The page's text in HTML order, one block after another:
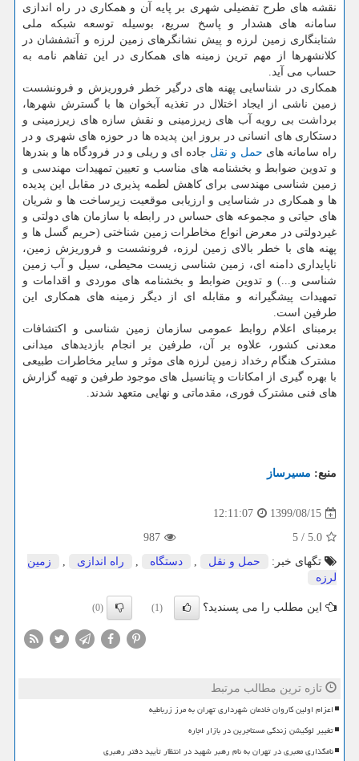
نقشه های طرح تفضیلی شهری بر پایه آن و همکاری در راه اندازی
سامانه های هشدار و پاسخ سریع، بوسیله توسعه شبکه ملی
شتابنگاری زمین لرزه و پیش نشانگرهای زمین لرزه و آتشفشان در
کلانشهرها از مهم ترین زمینه های همکاری در این تفاهم نامه به
حساب می آید.
همکاری در شناسایی پهنه های درگیر خطر فروریزش و فرونشست
زمین ناشی از ایجاد اختلال در تغذیه آبخوان ها با گسترش شهرها،
برداشت بی رویه آب های زیرزمینی و نقش سازه های زیرزمینی و
دستکاری های انسانی در بروز این پدیده ها در حوزه های شهری و در
راه سامانه های حمل و نقل جاده ای و ریلی و در فرودگاه ها و بندرها
و تدوین ضوابط و بخشنامه های مناسب و تعیین تمهیدات مهندسی و
زمین شناسی مهندسی برای کاهش لطمه پذیری در مقابل این پدیده
ها و همکاری در شناسایی و ارزیابی موقعیت زیرساخت ها و شریان
های حیاتی و مجموعه های حساس در رابطه با سازمان های دولتی و
غیردولتی در معرض انواع مخاطرات زمین شناختی (حریم گسل ها و
پهنه های با خطر بالای زمین لرزه، فرونشست و فروریزش زمین،
ناپایداری دامنه ای، زمین شناسی زیست محیطی، سیل و آب زمین
شناسی و...) و تدوین ضوابط و بخشنامه های موردی و اقدامات و
تمهیدات پیشگیرانه و مقابله ای از دیگر زمینه های همکاری این
طرفین است.
برمبنای اعلام روابط عمومی سازمان زمین شناسی و اکتشافات
معدنی کشور، علاوه بر آن، طرفین بر انجام بازدیدهای میدانی
مشترک هنگام رخداد زمین لرزه های موثر و سایر مخاطرات طبیعی
با بهره گیری از امکانات و پتانسیل های موجود طرفین و تهیه گزارش
های فنی مشترک فوری، مقدماتی و نهایی متعهد شدند.
منبع: مسیرساز
1399/08/15
12:11:07
5.0
/
5
987
تگهای خبر:
حمل و نقل , دستگاه , راه اندازی ,
زمین
لرزه
این مطلب را می پسندید؟ (1)
(0)
تازه ترین مطالب مرتبط
اعزام اولین کاروان خادمان شهرداری تهران به مرز زرباطیه
تغییر لوکیشن زندگی مستاجرین در بازار اجاره
نامگذاری معبری در تهران به نام رهبر شهید در انتظار تأیید دفتر رهبری